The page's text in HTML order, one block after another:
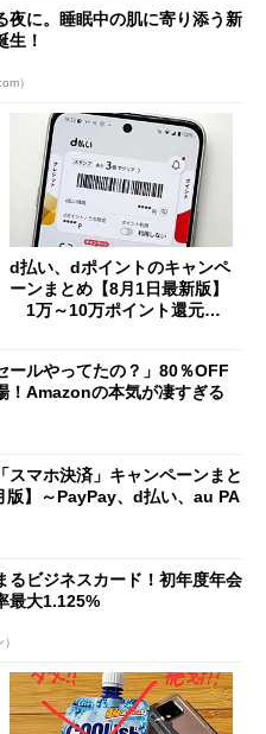
夜に。睡眠中の肌に寄り添う新
生！
）
d払い、dポイントのキャンペ
ーンまとめ【8月1日最新版】
1万～10万ポイント還元の
ールやってたの？」80％OFF
！Amazonの本気が凄すぎる
スマホ決済」キャンペーンまと
版】～PayPay、d払い、au PA
るビジネスカード！初年度年会
最大1.125%